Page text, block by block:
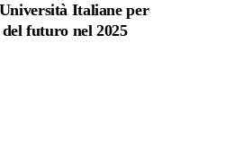
Italiane per
futuro nel 2025